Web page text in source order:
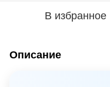
В избранное
Описание